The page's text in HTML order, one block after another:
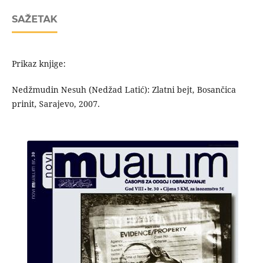
SAŽETAK
Prikaz knjige:
Nedžmudin Nesuh (Nedžad Latić): Zlatni bejt, Bosančica
prinit, Sarajevo, 2007.